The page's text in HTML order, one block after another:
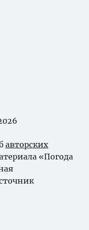
авторских
«Погода